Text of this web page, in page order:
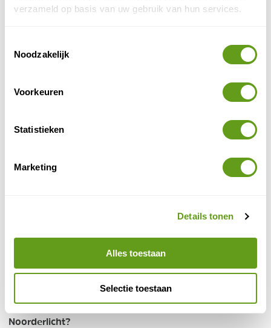
verzameld op basis van uw gebruik van hun services.
Noodzakelijk
Voorkeuren
Statistieken
Marketing
Details tonen
Alles toestaan
Selectie toestaan
BEKIJK
4. Noorderlicht in Nederland
kunt zien. Toch gebeurt het soms wel. De beste
plekken om het waar te nemen, zijn de plekken met de
Friesland
en deVeluwe
Noorderlicht verre reizen
genoemde Groenland. Bekijk per land onze reisgids
en vind de leukste reistips voor het plannen van een
Beste tijd Noorderlicht vakantie
Wat is de beste tijd voor een reis naar het
Noorderlicht?